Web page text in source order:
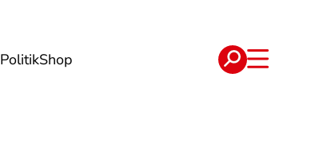
PolitikShop
Verträge